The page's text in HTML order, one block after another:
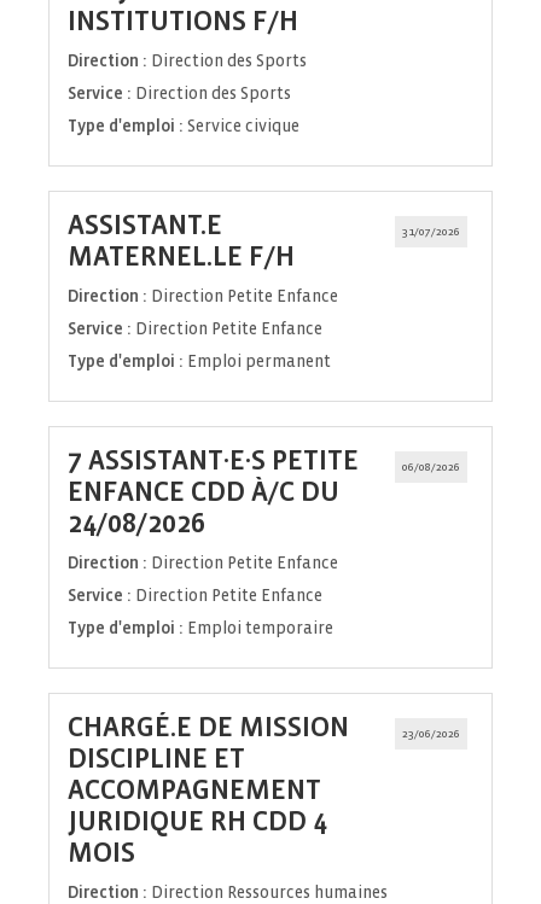
INSTITUTIONS F/H
fenêtre)
Direction : Direction des Sports
Service : Direction des Sports
Type d'emploi : Service civique
31/07/2026
ASSISTANT.E
MATERNEL.LE F/H
fenêtre)
Direction : Direction Petite Enfance
Service : Direction Petite Enfance
Type d'emploi : Emploi permanent
06/08/2026
7 ASSISTANT·E·S PETITE
ENFANCE CDD À/C DU
24/08/2026
fenêtre)
Direction : Direction Petite Enfance
Service : Direction Petite Enfance
Type d'emploi : Emploi temporaire
23/06/2026
CHARGÉ.E DE MISSION
DISCIPLINE ET
ACCOMPAGNEMENT
JURIDIQUE RH CDD 4
MOIS
fenêtre)
Direction : Direction Ressources humaines